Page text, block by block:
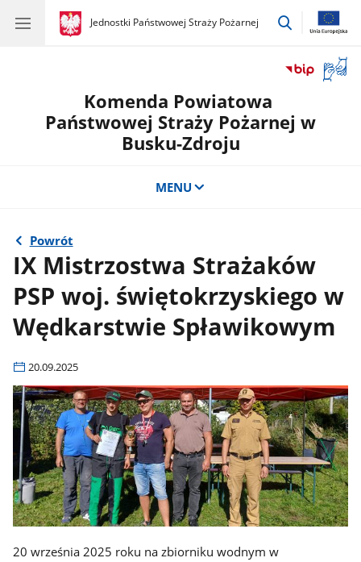
gov.pl
Jednostki Państwowej Straży Pożarnej
gov.pl
Jednostki
przejdź
okno
Komenda Powiatowa
Państwowej Straży Pożarnej w
Busku-Zdroju
MENU
Powrót
IX Mistrzostwa Strażaków
PSP woj. świętokrzyskiego w
Wędkarstwie Spławikowym
20.09.2025
20 września 2025 roku na zbiorniku wodnym w